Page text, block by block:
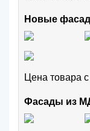
Новые
Цена товара
Фасады из